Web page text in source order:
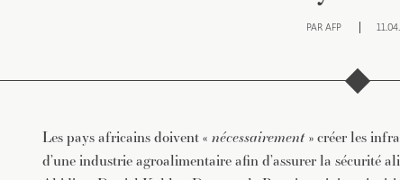
PAR AFP
Les pays africains doivent « nécessairement» créer les
d’une industrie agroalimentaire afin d’assurer la sécurité